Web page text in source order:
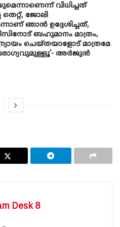
വിധിച്ചത്
തെറ്റ്, ജോലി
ഞാൻ ഉദ്ദേശിച്ചത്,
ബഹുമാനം മാത്രം,
ചെയ്തയാളോട് മാത്രമേ
അർജുൻ
Desk 8